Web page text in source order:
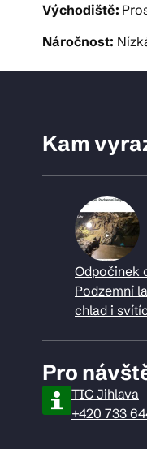
Východiště:
Náročnost:
Kam
Odpočinek
Podzemní
chlad i
Pro
TIC Jihlava
+420 733